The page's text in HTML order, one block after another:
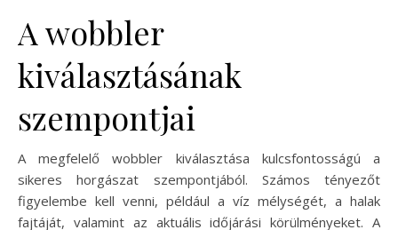
A wobbler
kiválasztásának
szempontjai
A megfelelő wobbler kiválasztása kulcsfontosságú a
sikeres horgászat szempontjából. Számos tényezőt
figyelembe kell venni, például a víz mélységét, a halak
fajtáját, valamint az aktuális időjárási körülményeket. A